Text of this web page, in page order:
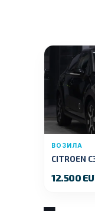
ВОЗИЛА
CITROEN
12.500